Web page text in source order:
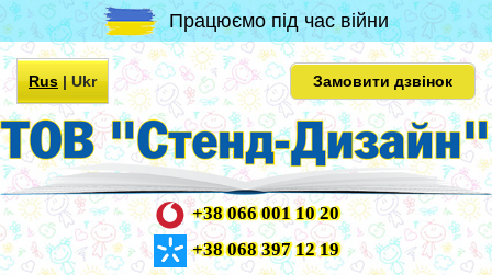
Працюємо під час війни
Rus|Ukr Замовити дзвінок
+38 066 001 10 20
+38 068 397 12 19